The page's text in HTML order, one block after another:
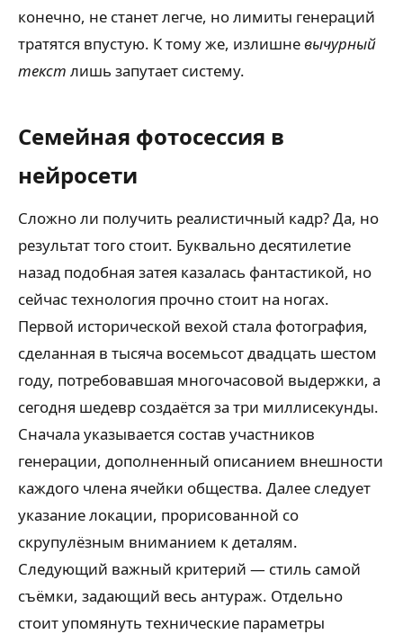
конечно, не станет легче, но лимиты генераций
тратятся впустую. К тому же, излишневычурный
текст лишь запутает систему.
Семейная фотосессия в
нейросети
Сложно ли получить реалистичный кадр? Да, но
результат того стоит. Буквально десятилетие
назад подобная затея казалась фантастикой, но
сейчас технология прочно стоит на ногах.
Первой исторической вехой стала фотография,
сделанная в тысяча восемьсот двадцать шестом
году, потребовавшая многочасовой выдержки, а
сегодня шедевр создаётся за три миллисекунды.
Сначала указывается состав участников
генерации, дополненный описанием внешности
каждого члена ячейки общества. Далее следует
указание локации, прорисованной со
скрупулёзным вниманием к деталям.
Следующий важный критерий — стиль самой
съёмки, задающий весь антураж. Отдельно
стоит упомянуть технические параметры